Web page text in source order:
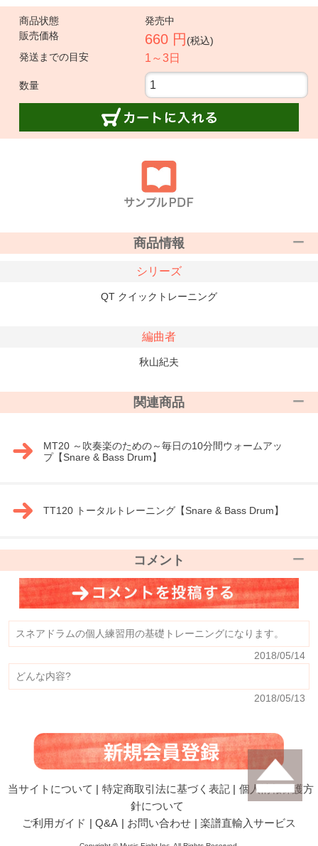
商品状態
発売中
販売価格
660 円 (税込)
発送までの目安
1～3日
数量
商品情報
シリーズ
QT クイックトレーニング
編曲者
秋山紀夫
関連商品
MT20 ～吹奏楽のための～毎日の10分間ウォームアッ
プ【Snare & Bass Drum】
TT120 トータルトレーニング【Snare & Bass Drum】
コメント
スネアドラムの個人練習用の基礎トレーニングになります。
2018/05/14
どんな内容?
2018/05/13
当サイトについて | 特定商取引法に基づく表記 | 個人情報保護方
針について
ご利用ガイド | Q&A | お問い合わせ | 楽譜直輸入サービス